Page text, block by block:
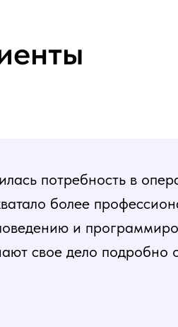
потребность в
более
и
свое дело подробно
это очень